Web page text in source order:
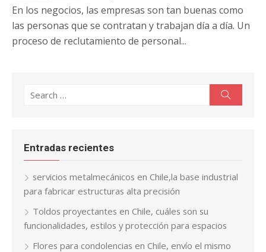
En los negocios, las empresas son tan buenas como
las personas que se contratan y trabajan día a día. Un
proceso de reclutamiento de personal...
for:
Entradas recientes
servicios metalmecánicos en Chile,la base industrial
para fabricar estructuras alta precisión
Toldos proyectantes en Chile, cuáles son su
funcionalidades, estilos y protección para espacios
Flores para condolencias en Chile, envío el mismo